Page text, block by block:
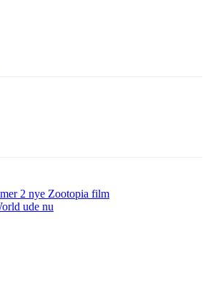
2 nye Zootopia film
ude nu